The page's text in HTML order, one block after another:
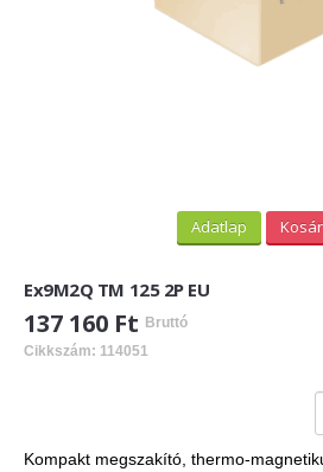
Adatlap
Ex9M2Q TM 125 2P EU
137 160 Ft Bruttó
Cikkszám: 114051
Kompakt megszakító, thermo-